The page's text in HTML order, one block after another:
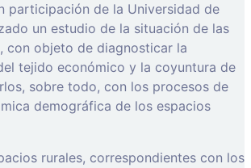
participación de la Universidad de
un estudio de la situación de las
con objeto de diagnosticar la
tejido económico y la coyuntura de
sobre todo, con los procesos de
demográfica de los espacios
rurales, correspondientes con los